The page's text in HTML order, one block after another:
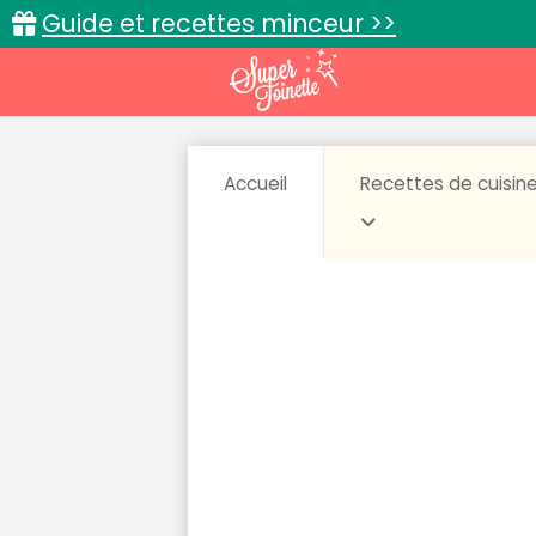
Guide et recettes minceur >>
Accueil Recettes de